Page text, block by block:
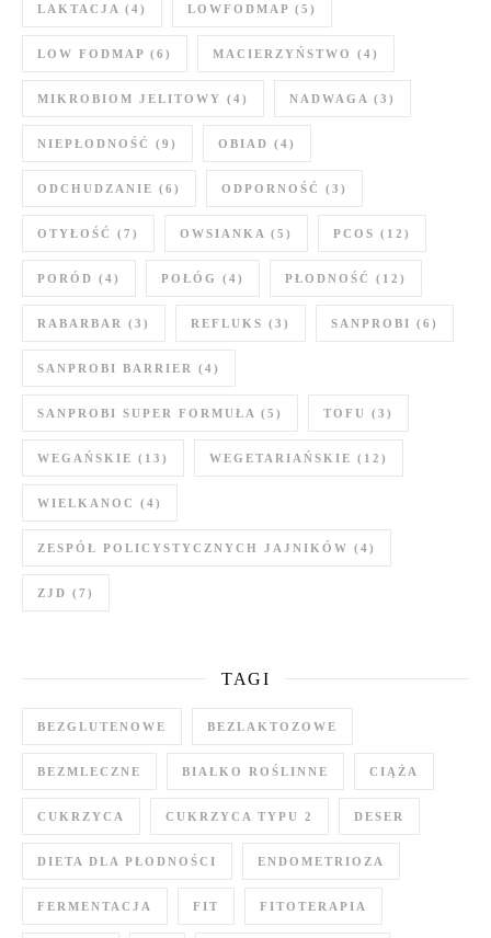
LAKTACJA (4) LOWFODMAP (5)
LOW FODMAP (6) MACIERZYŃSTWO (4)
MIKROBIOM JELITOWY (4) NADWAGA (3)
NIEPŁODNOŚĆ (9) OBIAD (4)
ODCHUDZANIE (6) ODPORNOŚĆ (3)
OTYŁOŚĆ (7) OWSIANKA (5) PCOS (12)
PORÓD (4) POŁÓG (4) PŁODNOŚĆ (12)
RABARBAR (3) REFLUKS (3) SANPROBI (6)
SANPROBI BARRIER (4)
SANPROBI SUPER FORMUŁA (5) TOFU (3)
WEGAŃSKIE (13) WEGETARIAŃSKIE (12)
WIELKANOC (4)
ZESPÓŁ POLICYSTYCZNYCH JAJNIKÓW (4)
ZJD (7)
TAGI
BEZGLUTENOWE BEZLAKTOZOWE
BEZMLECZNE BIAŁKO ROŚLINNE CIĄŻA
CUKRZYCA CUKRZYCA TYPU 2 DESER
DIETA DLA PŁODNOŚCI ENDOMETRIOZA
FERMENTACJA FIT FITOTERAPIA